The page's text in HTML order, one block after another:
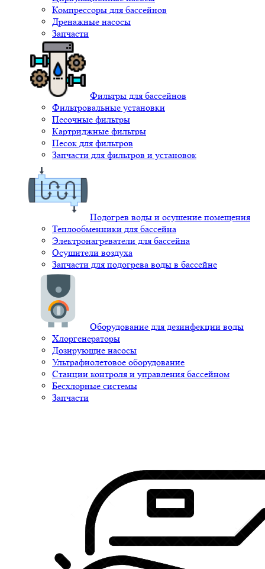
Компрессоры для бассейнов
Дренажные насосы
Запчасти
Фильтры для бассейнов
Фильтровальные установки
Песочные фильтры
Картриджные фильтры
Песок для фильтров
Запчасти для фильтров и установок
Подогрев воды и осушение помещения
Теплообменники для бассейна
Электронагреватели для бассейна
Осушители воздуха
Запчасти для подогрева воды в бассейне
Оборудование для дезинфекции воды
Хлоргенераторы
Дозирующие насосы
Ультрафиолетовое оборудование
Станции контроля и управления бассейном
Бесхлорные системы
Запчасти